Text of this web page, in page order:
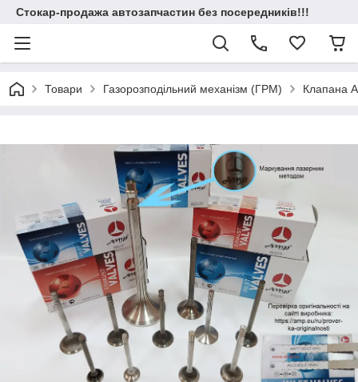
Стокар-продажа автозапчастин без посередників!!!
Товари Газорозподільний механізм (ГРМ) Клапана